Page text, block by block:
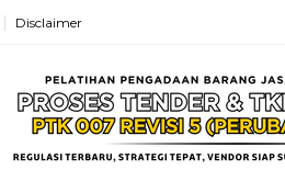
Disclaimer